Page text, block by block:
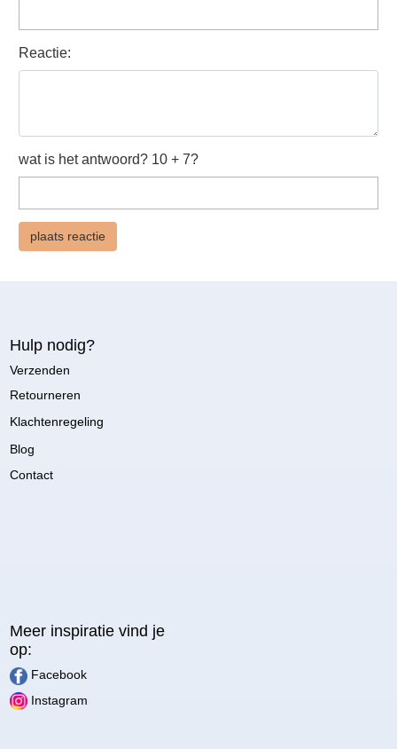
Reactie:
wat is het antwoord? 10 + 7?
Hulp nodig?
Verzenden
Retourneren
Klachtenregeling
Blog
Contact
Meer inspiratie vind je
op:
Facebook
Instagram